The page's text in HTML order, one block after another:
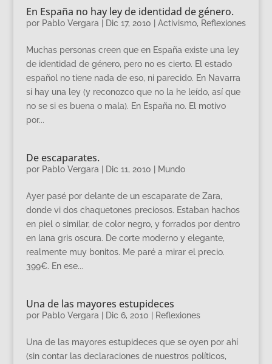
En España no hay ley de identidad de género.
por Pablo Vergara Dic 17, 2010 Activismo, Reflexiones
Muchas personas creen que en España existe una ley
de identidad de género, pero no es cierto. El estado
español no tiene nada de eso, ni parecido. En Navarra
sí hay una ley (y reconozco que no la he leído, así que
no se si es buena o mala). En España no. El motivo
por...
De escaparates.
por Pablo Vergara Dic 11, 2010 Mundo
Ayer pasé por delante de un escaparate de Zara,
donde vi dos chaquetones preciosos. Estaban hachos
en piel o similar, de color negro, y forrados por dentro
en lana gris oscura. De corte moderno y elegante,
realmente muy bonitos. Me paré a mirar el precio.
399€. En ese...
Una de las mayores estupideces
por Pablo Vergara Dic 6, 2010 Reflexiones
Una de las mayores estupideces que se oyen por ahí
(sin contar las declaraciones de nuestros políticos,